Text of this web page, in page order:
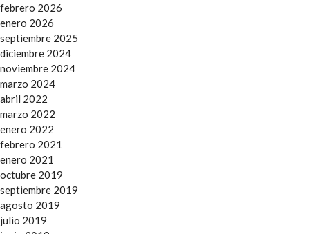
febrero 2026
enero 2026
septiembre 2025
diciembre 2024
noviembre 2024
marzo 2024
abril 2022
marzo 2022
enero 2022
febrero 2021
enero 2021
octubre 2019
septiembre 2019
agosto 2019
julio 2019